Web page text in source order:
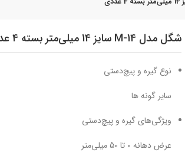
شگل مدل M-14 سایز 14 میلی‌متر بسته 4 عددی
نوع گیره و پیچ‌دستی
سایر گونه ها
ویژگی‌های گیره و پیچ‌دستی
عرض دهانه 0 تا 50 میلی‌متر